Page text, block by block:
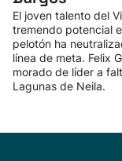
El joven talento del
tremendo potencial
pelotón ha
línea de meta. Felix
morado de líder a
Lagunas de Neila.